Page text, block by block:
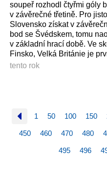
soupeř rozhodl čtyřmi góly
v závěrečné třetině. Pro
Slovensko získat v
bod se Švédskem, tomu
v základní hrací době. Ve
Finsko, Velká Británie je
tento rok
1 50 100 150
450 460 470 480
495 496